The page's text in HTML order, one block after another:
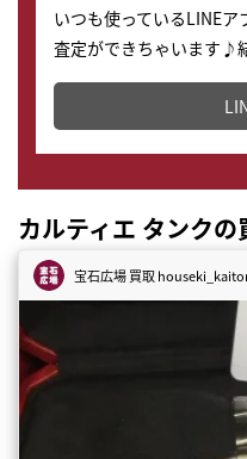
いつも使っているLINE
査定ができちゃいます♪
どこからでもすぐに査定
カルティエ タンクの
宝石広場 買取